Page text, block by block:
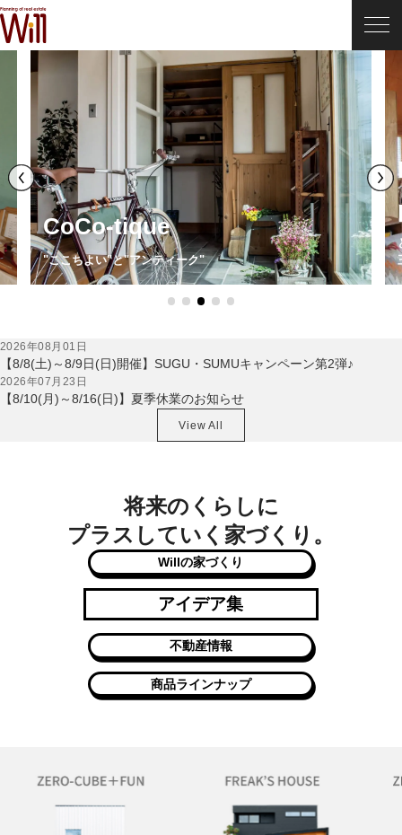
CoCo-tique
"ここちよい"と"アンティーク"
2026年08月01日
【8/8(土)～8/9日(日)開催】SUGU・SUMUキャンペーン第2弾♪
2026年07月23日
【8/10(月)～8/16(日)】夏季休業のお知らせ
View All
将来のくらしに
プラスしていく家づくり。
Willの家づくり
アイデア集
不動産情報
商品ラインナップ